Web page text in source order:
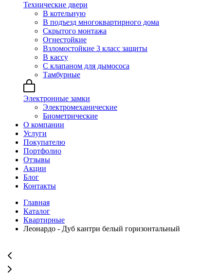
Технические двери
В котельную
В подъезд многоквартирного дома
Скрытого монтажа
Огнестойкие
Взломостойкие 3 класс защиты
В кассу
С клапаном для дымососа
Тамбурные
Электронные замки
Электромеханические
Биометрические
О компании
Услуги
Покупателю
Портфолио
Отзывы
Акции
Блог
Контакты
Главная
Каталог
Квартирные
Леонардо - Дуб кантри белый горизонтальный